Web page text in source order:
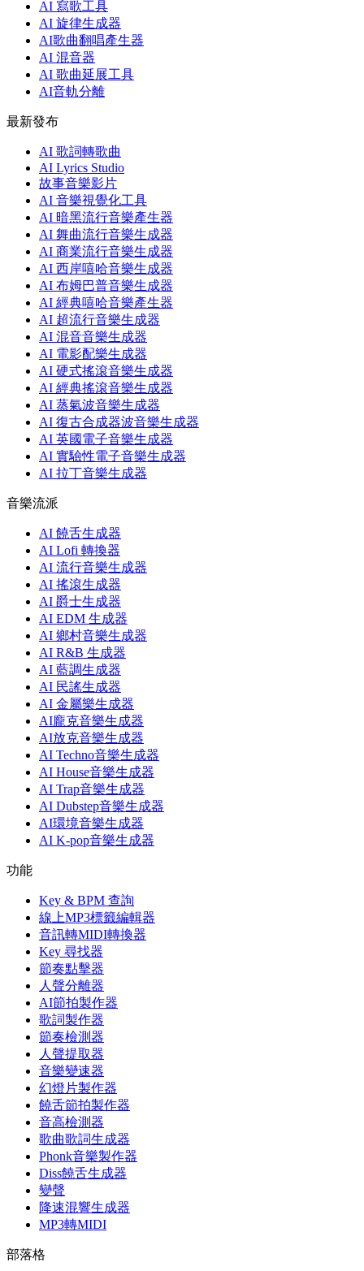
AI 寫歌工具
AI 旋律生成器
AI歌曲翻唱產生器
AI 混音器
AI 歌曲延展工具
AI音軌分離
最新發布
AI 歌詞轉歌曲
AI Lyrics Studio
故事音樂影片
AI 音樂視覺化工具
AI 暗黑流行音樂產生器
AI 舞曲流行音樂生成器
AI 商業流行音樂生成器
AI 西岸嘻哈音樂生成器
AI 布姆巴普音樂生成器
AI 經典嘻哈音樂產生器
AI 超流行音樂生成器
AI 混音音樂生成器
AI 電影配樂生成器
AI 硬式搖滾音樂生成器
AI 經典搖滾音樂生成器
AI 蒸氣波音樂生成器
AI 復古合成器波音樂生成器
AI 英國電子音樂生成器
AI 實驗性電子音樂生成器
AI 拉丁音樂生成器
音樂流派
AI 饒舌生成器
AI Lofi 轉換器
AI 流行音樂生成器
AI 搖滾生成器
AI 爵士生成器
AI EDM 生成器
AI 鄉村音樂生成器
AI R&B 生成器
AI 藍調生成器
AI 民謠生成器
AI 金屬樂生成器
AI龐克音樂生成器
AI放克音樂生成器
AI Techno音樂生成器
AI House音樂生成器
AI Trap音樂生成器
AI Dubstep音樂生成器
AI環境音樂生成器
AI K-pop音樂生成器
功能
Key & BPM 查詢
線上MP3標籤編輯器
音訊轉MIDI轉換器
Key 尋找器
節奏點擊器
人聲分離器
AI節拍製作器
歌詞製作器
節奏檢測器
人聲提取器
音樂變速器
幻燈片製作器
饒舌節拍製作器
音高檢測器
歌曲歌詞生成器
Phonk音樂製作器
Diss饒舌生成器
變聲
降速混響生成器
MP3轉MIDI
部落格